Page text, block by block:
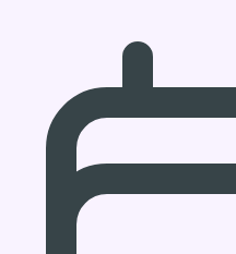
En Stoemelings
Ce mardi, Sébastien Van
dans l’émission “En